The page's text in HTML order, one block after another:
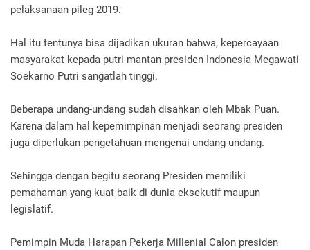
pelaksanaan pileg 2019.
Hal itu tentunya bisa dijadikan ukuran bahwa, kepercayaan
masyarakat kepada putri mantan presiden Indonesia Megawati
Soekarno Putri sangatlah tinggi.
Beberapa undang-undang sudah disahkan oleh Mbak Puan.
Karena dalam hal kepemimpinan menjadi seorang presiden
juga diperlukan pengetahuan mengenai undang-undang.
Sehingga dengan begitu seorang Presiden memiliki
pemahaman yang kuat baik di dunia eksekutif maupun
legislatif.
Pemimpin Muda Harapan Pekerja Millenial Calon presiden